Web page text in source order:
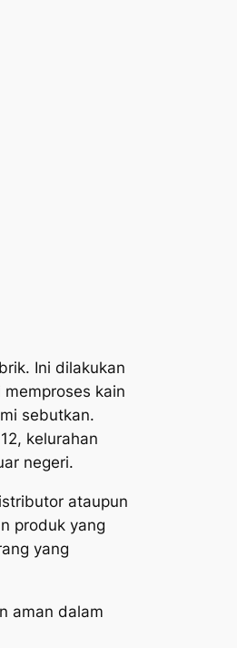
Ini dilakukan
kain
sebutkan.
kelurahan
negeri.
ataupun
produk yang
yang
aman dalam